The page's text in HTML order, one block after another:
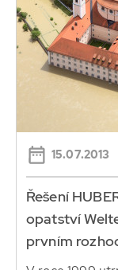
15.07.2013
Řešení
opatství
prvním